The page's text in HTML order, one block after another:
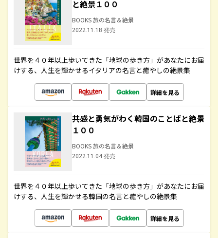
と絶景１００
BOOKS 旅の名言＆絶景
2022.11.18 発売
世界を４０年以上歩いてきた「地球の歩き方」があなたにお届
けする、人生を輝かせるイタリアの名言と癒やしの絶景集
詳細を見る
共感と勇気がわく韓国のことばと絶景
１００
BOOKS 旅の名言＆絶景
2022.11.04 発売
世界を４０年以上歩いてきた「地球の歩き方」があなたにお届
けする、人生を輝かせる韓国の名言と癒やしの絶景集
詳細を見る